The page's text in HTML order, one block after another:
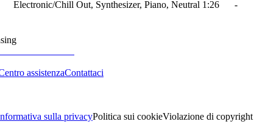
Electronic/Chill Out, Synthesizer, Piano, Neutral 1:26 -
assistenzaContattaci
sulla privacyPolitica sui cookieViolazione di copyright